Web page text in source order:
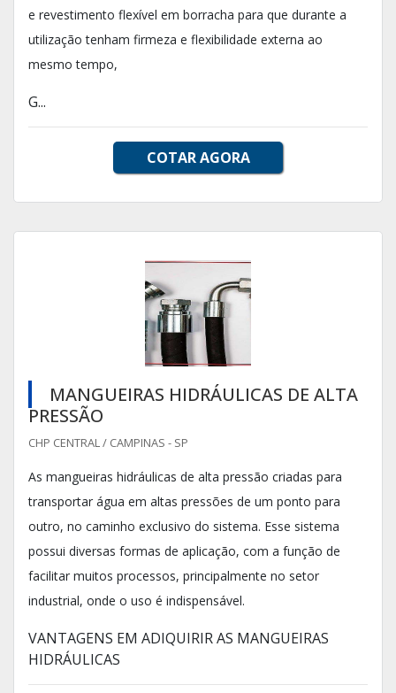
e revestimento flexível em borracha para que durante a
utilização tenham firmeza e flexibilidade externa ao
mesmo tempo,
G...
COTAR AGORA
MANGUEIRAS HIDRÁULICAS DE ALTA
PRESSÃO
CHP CENTRAL / CAMPINAS - SP
As mangueiras hidráulicas de alta pressão criadas para
transportar água em altas pressões de um ponto para
outro, no caminho exclusivo do sistema. Esse sistema
possui diversas formas de aplicação, com a função de
facilitar muitos processos, principalmente no setor
industrial, onde o uso é indispensável.
VANTAGENS EM ADIQUIRIR AS MANGUEIRAS
HIDRÁULICAS